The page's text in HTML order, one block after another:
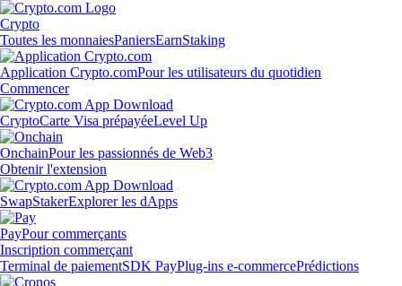
Crypto
Toutes les monnaiesPaniersEarnStaking
Application Crypto.comPour les utilisateurs du quotidien
Commencer
CryptoCarte Visa prépayéeLevel Up
OnchainPour les passionnés de Web3
Obtenir l'extension
SwapStakerExplorer les dApps
PayPour commerçants
Inscription commerçant
Terminal de paiementSDK PayPlug-ins e-commercePrédictions